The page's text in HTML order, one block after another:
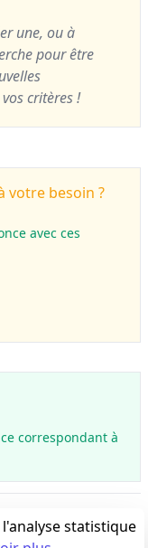
une, ou à
pour être
critères !
votre besoin ?
avec ces
correspondant à
statistique